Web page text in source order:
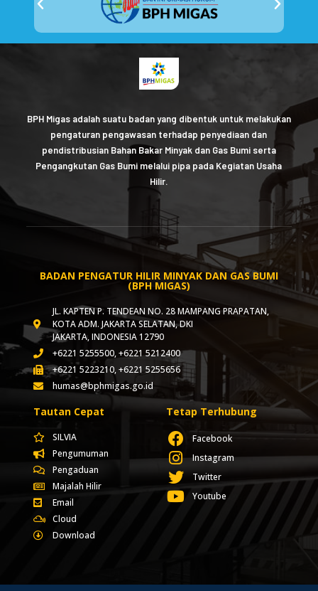
BPH Migas adalah suatu badan yang dibentuk untuk melakukan
pengaturan pengawasan terhadap penyediaan dan
pendistribusian Bahan Bakar Minyak dan Gas Bumi serta
Pengangkutan Gas Bumi melalui pipa pada Kegiatan Usaha
Hilir.
BADAN PENGATUR HILIR MINYAK DAN GAS BUMI
(BPH MIGAS)
JL. KAPTEN P. TENDEAN NO. 28 MAMPANG PRAPATAN,
KOTA ADM. JAKARTA SELATAN, DKI
JAKARTA, INDONESIA 12790
+6221 5255500, +6221 5212400
+6221 5223210, +6221 5255656
humas@bphmigas.go.id
Tautan Cepat
SILVIA
Pengumuman
Pengaduan
Majalah Hilir
Email
Cloud
Download
Tetap Terhubung
Facebook
Instagram
Twitter
Youtube